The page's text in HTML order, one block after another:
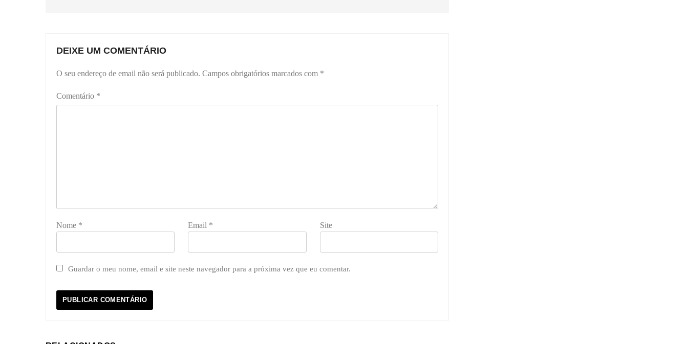
DEIXE UM COMENTÁRIO
O seu endereço de email não será publicado. Campos obrigatórios marcados com *
Comentário *
Nome * Email * Site
Guardar o meu nome, email e site neste navegador para a próxima vez que eu comentar.